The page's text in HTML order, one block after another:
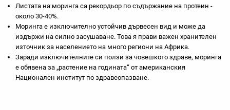
Листата на моринга са рекордьор по съдържание на протеин -
около 30-40%.
Моринга е изключително устойчив дървесен вид и може да
издържи на силно засушаване. Това я прави важен хранителен
източник за населението на много региони на Африка.
Заради изключителните си ползи за човешкото здраве, моринга
е обявена за „растение на годината“ от американския
Национален институт по здравеопазване.